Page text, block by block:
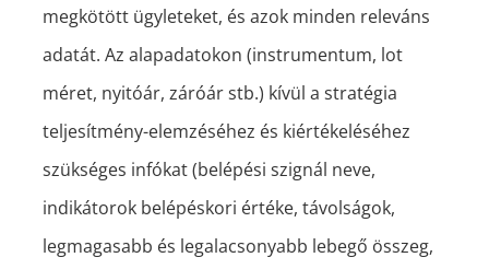
megkötött ügyleteket, és azok minden releváns
adatát. Az alapadatokon (instrumentum, lot
méret, nyitóár, záróár stb.) kívül a stratégia
teljesítmény-elemzéséhez és kiértékeléséhez
szükséges infókat (belépési szignál neve,
indikátorok belépéskori értéke, távolságok,
legmagasabb és legalacsonyabb lebegő összeg,